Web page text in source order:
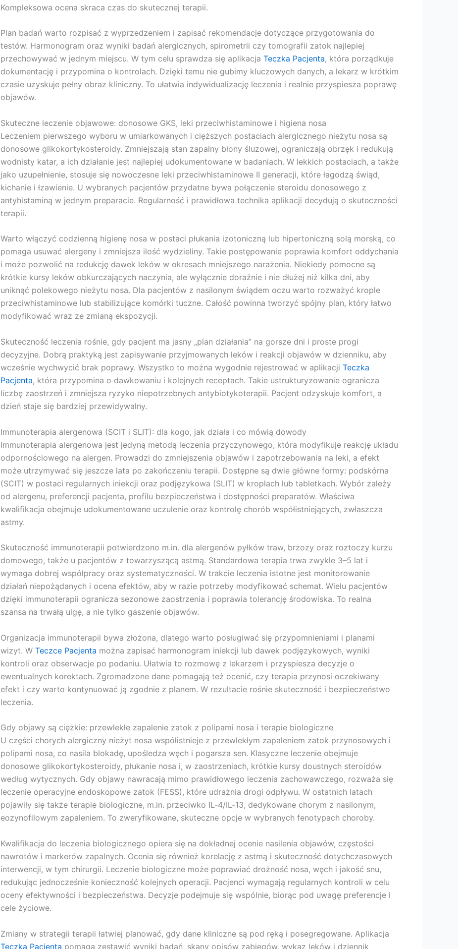
Kompleksowa ocena skraca czas do skutecznej terapii.
Plan badań warto rozpisać z wyprzedzeniem i zapisać rekomendacje dotyczące przygotowania do
testów. Harmonogram oraz wyniki badań alergicznych, spirometrii czy tomografii zatok najlepiej
przechowywać w jednym miejscu. W tym celu sprawdza się aplikacja Teczka Pacjenta, która porządkuje
dokumentację i przypomina o kontrolach. Dzięki temu nie gubimy kluczowych danych, a lekarz w krótkim
czasie uzyskuje pełny obraz kliniczny. To ułatwia indywidualizację leczenia i realnie przyspiesza poprawę
objawów.
Skuteczne leczenie objawowe: donosowe GKS, leki przeciwhistaminowe i higiena nosa
Leczeniem pierwszego wyboru w umiarkowanych i cięższych postaciach alergicznego nieżytu nosa są
donosowe glikokortykosteroidy. Zmniejszają stan zapalny błony śluzowej, ograniczają obrzęk i redukują
wodnisty katar, a ich działanie jest najlepiej udokumentowane w badaniach. W lekkich postaciach, a także
jako uzupełnienie, stosuje się nowoczesne leki przeciwhistaminowe II generacji, które łagodzą świąd,
kichanie i łzawienie. U wybranych pacjentów przydatne bywa połączenie steroidu donosowego z
antyhistaminą w jednym preparacie. Regularność i prawidłowa technika aplikacji decydują o skuteczności
terapii.
Warto włączyć codzienną higienę nosa w postaci płukania izotoniczną lub hipertoniczną solą morską, co
pomaga usuwać alergeny i zmniejsza ilość wydzieliny. Takie postępowanie poprawia komfort oddychania
i może pozwolić na redukcję dawek leków w okresach mniejszego narażenia. Niekiedy pomocne są
krótkie kursy leków obkurczających naczynia, ale wyłącznie doraźnie i nie dłużej niż kilka dni, aby
uniknąć polekowego nieżytu nosa. Dla pacjentów z nasilonym świądem oczu warto rozważyć krople
przeciwhistaminowe lub stabilizujące komórki tuczne. Całość powinna tworzyć spójny plan, który łatwo
modyfikować wraz ze zmianą ekspozycji.
Skuteczność leczenia rośnie, gdy pacjent ma jasny „plan działania” na gorsze dni i proste progi
decyzyjne. Dobrą praktyką jest zapisywanie przyjmowanych leków i reakcji objawów w dzienniku, aby
wcześnie wychwycić brak poprawy. Wszystko to można wygodnie rejestrować w aplikacji Teczka
Pacjenta, która przypomina o dawkowaniu i kolejnych receptach. Takie ustrukturyzowanie ogranicza
liczbę zaostrzeń i zmniejsza ryzyko niepotrzebnych antybiotykoterapii. Pacjent odzyskuje komfort, a
dzień staje się bardziej przewidywalny.
Immunoterapia alergenowa (SCIT i SLIT): dla kogo, jak działa i co mówią dowody
Immunoterapia alergenowa jest jedyną metodą leczenia przyczynowego, która modyfikuje reakcję układu
odpornościowego na alergen. Prowadzi do zmniejszenia objawów i zapotrzebowania na leki, a efekt
może utrzymywać się jeszcze lata po zakończeniu terapii. Dostępne są dwie główne formy: podskórna
(SCIT) w postaci regularnych iniekcji oraz podjęzykowa (SLIT) w kroplach lub tabletkach. Wybór zależy
od alergenu, preferencji pacjenta, profilu bezpieczeństwa i dostępności preparatów. Właściwa
kwalifikacja obejmuje udokumentowane uczulenie oraz kontrolę chorób współistniejących, zwłaszcza
astmy.
Skuteczność immunoterapii potwierdzono m.in. dla alergenów pyłków traw, brzozy oraz roztoczy kurzu
domowego, także u pacjentów z towarzyszącą astmą. Standardowa terapia trwa zwykle 3–5 lat i
wymaga dobrej współpracy oraz systematyczności. W trakcie leczenia istotne jest monitorowanie
działań niepożądanych i ocena efektów, aby w razie potrzeby modyfikować schemat. Wielu pacjentów
dzięki immunoterapii ogranicza sezonowe zaostrzenia i poprawia tolerancję środowiska. To realna
szansa na trwałą ulgę, a nie tylko gaszenie objawów.
Organizacja immunoterapii bywa złożona, dlatego warto posługiwać się przypomnieniami i planami
wizyt. W Teczce Pacjenta można zapisać harmonogram iniekcji lub dawek podjęzykowych, wyniki
kontroli oraz obserwacje po podaniu. Ułatwia to rozmowę z lekarzem i przyspiesza decyzje o
ewentualnych korektach. Zgromadzone dane pomagają też ocenić, czy terapia przynosi oczekiwany
efekt i czy warto kontynuować ją zgodnie z planem. W rezultacie rośnie skuteczność i bezpieczeństwo
leczenia.
Gdy objawy są ciężkie: przewlekłe zapalenie zatok z polipami nosa i terapie biologiczne
U części chorych alergiczny nieżyt nosa współistnieje z przewlekłym zapaleniem zatok przynosowych i
polipami nosa, co nasila blokadę, upośledza węch i pogarsza sen. Klasyczne leczenie obejmuje
donosowe glikokortykosteroidy, płukanie nosa i, w zaostrzeniach, krótkie kursy doustnych steroidów
według wytycznych. Gdy objawy nawracają mimo prawidłowego leczenia zachowawczego, rozważa się
leczenie operacyjne endoskopowe zatok (FESS), które udrażnia drogi odpływu. W ostatnich latach
pojawiły się także terapie biologiczne, m.in. przeciwko IL‑4/IL‑13, dedykowane chorym z nasilonym,
eozynofilowym zapaleniem. To zweryfikowane, skuteczne opcje w wybranych fenotypach choroby.
Kwalifikacja do leczenia biologicznego opiera się na dokładnej ocenie nasilenia objawów, częstości
nawrotów i markerów zapalnych. Ocenia się również korelację z astmą i skuteczność dotychczasowych
interwencji, w tym chirurgii. Leczenie biologiczne może poprawiać drożność nosa, węch i jakość snu,
redukując jednocześnie konieczność kolejnych operacji. Pacjenci wymagają regularnych kontroli w celu
oceny efektywności i bezpieczeństwa. Decyzje podejmuje się wspólnie, biorąc pod uwagę preferencje i
cele życiowe.
Zmiany w strategii terapii łatwiej planować, gdy dane kliniczne są pod ręką i posegregowane. Aplikacja
Teczka Pacjenta pomaga zestawić wyniki badań, skany opisów zabiegów, wykaz leków i dziennik